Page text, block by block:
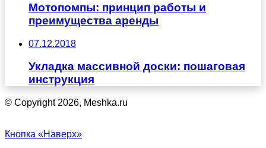
Мотопомпы: принцип работы и
преимущества аренды
07.12.2018
Укладка массивной доски: пошаговая
инструкция
© Copyright 2026, Meshka.ru
Кнопка «Наверх»